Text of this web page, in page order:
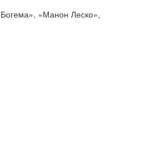
«Манон Леско»,